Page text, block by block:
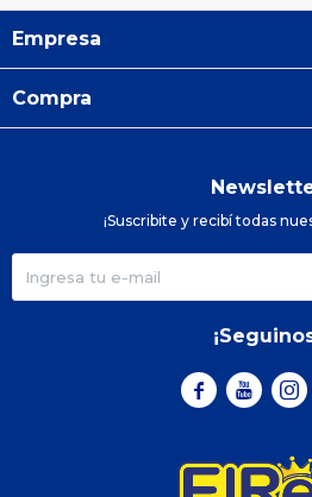
Empresa
Compra
¡Suscribite y recibí todas
  